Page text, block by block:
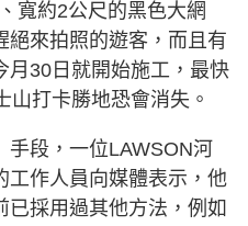
寬約2公尺的黑色大網
絕來拍照的遊客，而且有
月30日就開始施工，最快
山打卡勝地恐會消失。
段，一位LAWSON河
工作人員向媒體表示，他
採用過其他方法，例如